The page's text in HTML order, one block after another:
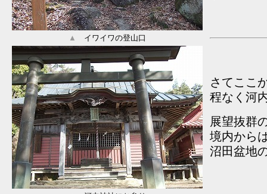
▲ イワイワの登山口
さてここ
程なく河
展望抜群
境内から
沼田盆地